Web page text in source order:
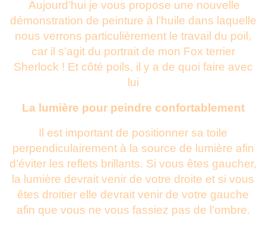
Aujourd’hui je vous propose une nouvelle
démonstration de peinture à l’huile dans laquelle
nous verrons particulièrement le travail du poil,
car il s’agit du portrait de mon Fox terrier
Sherlock ! Et côté poils, il y a de quoi faire avec
lui
La lumière pour peindre confortablement
Il est important de positionner sa toile
perpendiculairement à la source de lumière afin
d’éviter les reflets brillants. Si vous êtes gaucher,
la lumière devrait venir de votre droite et si vous
êtes droitier elle devrait venir de votre gauche
afin que vous ne vous fassiez pas de l’ombre.